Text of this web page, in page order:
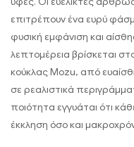
επιτρέπουν ένα ευρύ
φυσική εμφάνιση και
λεπτομέρεια βρίσκεται
κούκλας Mozu, από
σε ρεαλιστικά
ποιότητα εγγυάται ότι
έκκληση όσο και